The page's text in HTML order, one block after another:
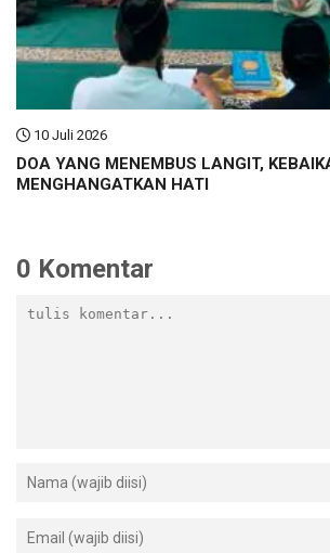
10 Juli 2026
DOA YANG MENEMBUS LANGIT,
MENGHANGATKAN HATI
0 Komentar